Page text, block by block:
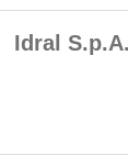
Idral S.p.A.